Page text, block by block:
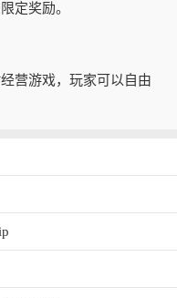
定奖励。
营游戏，玩家可以自由